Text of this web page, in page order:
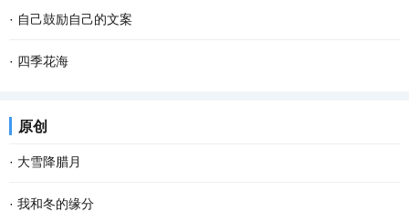
· 自己鼓励自己的文案
· 四季花海
原创
· 大雪降腊月
· 我和冬的缘分